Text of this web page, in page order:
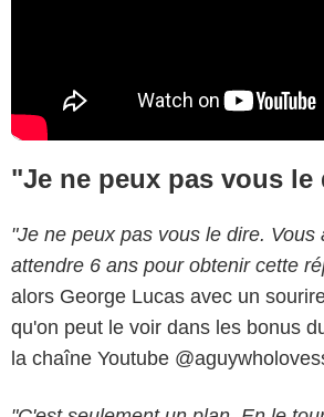
"Je ne peux pas vous le
"Je ne peux pas vous le dire. Vous
attendre 6 ans pour obtenir cette
alors George Lucas avec un
qu'on peut le voir dans les bonus
la chaîne Youtube